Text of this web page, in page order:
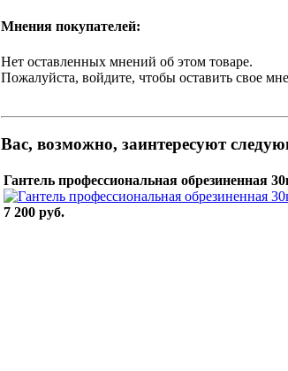
Мнения покупателей:
Нет оставленных мнений об этом товаре.
Пожалуйста, войдите, чтобы оставить свое
Вас, возможно, заинтересуют
Гантель профессиональная обрезиненная
7 200 руб.